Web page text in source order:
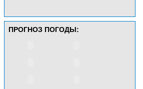
ПРОГНОЗ ПОГОДЫ: